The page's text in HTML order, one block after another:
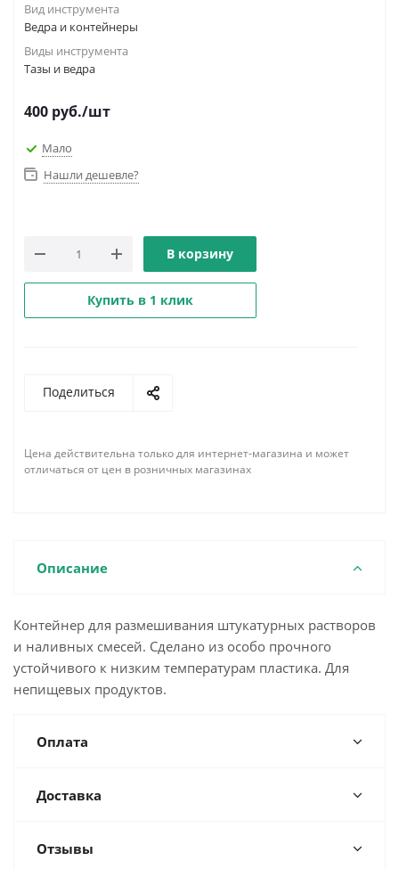
Вид инструмента
Ведра и контейнеры
Виды инструмента
Тазы и ведра
400 руб./шт
Мало
Нашли дешевле?
В корзину
Купить в 1 клик
Поделиться
Цена действительна только для интернет-магазина и может
отличаться от цен в розничных магазинах
Описание
Контейнер для размешивания штукатурных растворов
и наливных смесей. Сделано из особо прочного
устойчивого к низким температурам пластика. Для
непищевых продуктов.
Оплата
Доставка
Отзывы